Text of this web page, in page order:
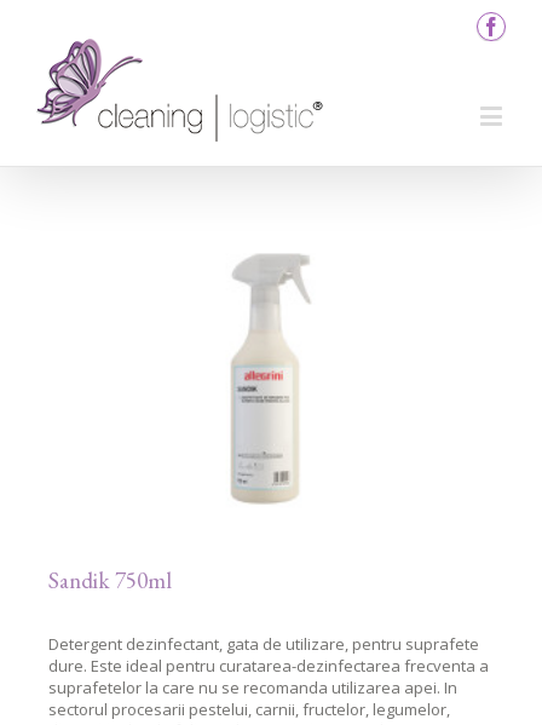
Sandik 750ml
Detergent dezinfectant, gata de utilizare, pentru suprafete
dure. Este ideal pentru curatarea-dezinfectarea frecventa a
suprafetelor la care nu se recomanda utilizarea apei. In
sectorul procesarii pestelui, carnii, fructelor, legumelor,